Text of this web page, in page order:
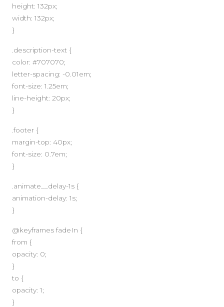
height: 132px;
width: 132px;
}
.description-text {
color: #707070;
letter-spacing: -0.01em;
font-size: 1.25em;
line-height: 20px;
}
.footer {
margin-top: 40px;
font-size: 0.7em;
}
.animate__delay-1s {
animation-delay: 1s;
}
@keyframes fadeIn {
from {
opacity: 0;
}
to {
opacity: 1;
}